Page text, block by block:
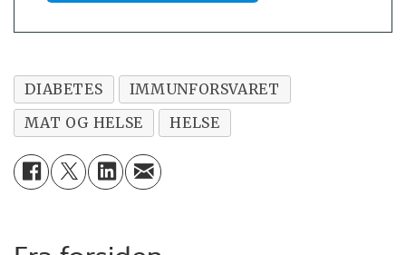
DIABETES
IMMUNFORSVARET
MAT OG HELSE
HELSE